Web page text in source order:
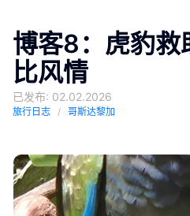
博客8：虎豹救
比风情
已发布: 02.02.2026
旅行日志 哥斯达黎加